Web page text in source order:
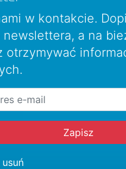
w kontakcie.
newslettera, a na
otrzymywać
usuń